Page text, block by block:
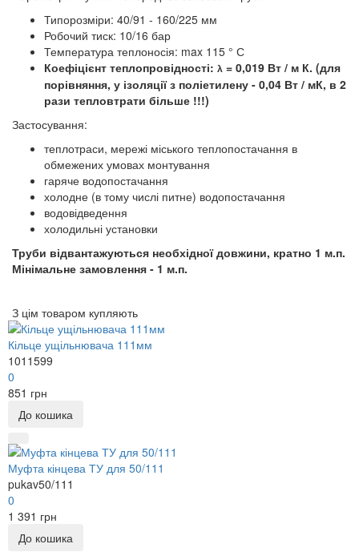
Типорозміри: 40/91 - 160/225 мм
Робочий тиск: 10/16 бар
Температура теплоносія: max 115 ° С
Коефіцієнт теплопровідності: λ = 0,019 Вт / м К. (для
порівняння, у ізоляції з поліетилену - 0,04 Вт / мК, в 2
рази тепловтрати більше !!!)
Застосування:
теплотраси, мережі міського теплопостачання в
обмежених умовах монтування
гаряче водопостачання
холодне (в тому числі питне) водопостачання
водовідведення
холодильні установки
Труби відвантажуються необхідної довжини, кратно 1 м.п.
Мінімальне замовлення - 1 м.п.
З цім товаром купляють
Кільце ущільнювача 111мм
1011599
0
851 грн
До кошика
Муфта кінцева ТУ для 50/111
pukav50/111
0
1 391 грн
До кошика